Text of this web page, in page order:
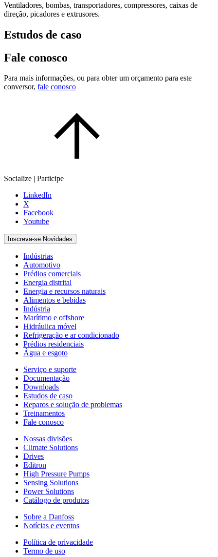
Ventiladores, bombas, transportadores, compressores, caixas de
direção, picadores e extrusores.
Estudos de caso
Fale conosco
Para mais informações, ou para obter um orçamento para este
conversor, fale conosco
Socialize | Participe
LinkedIn
X
Facebook
Youtube
Inscreva-se Novidades
Indústrias
Automotivo
Prédios comerciais
Energia distrital
Energia e recursos naturais
Alimentos e bebidas
Indústria
Marítimo e offshore
Hidráulica móvel
Refrigeração e ar condicionado
Prédios residenciais
Água e esgoto
Serviço e suporte
Documentação
Downloads
Estudos de caso
Reparos e solução de problemas
Treinamentos
Fale conosco
Nossas divisões
Climate Solutions
Drives
Editron
High Pressure Pumps
Sensing Solutions
Power Solutions
Catálogo de produtos
Sobre a Danfoss
Notícias e eventos
Política de privacidade
Termo de uso